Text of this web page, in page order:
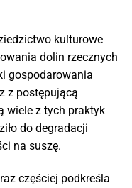
kulturowe
dolin rzecznych
gospodarowania
z postępującą
wiele z tych praktyk
do degradacji
na suszę.
częściej podkreśla